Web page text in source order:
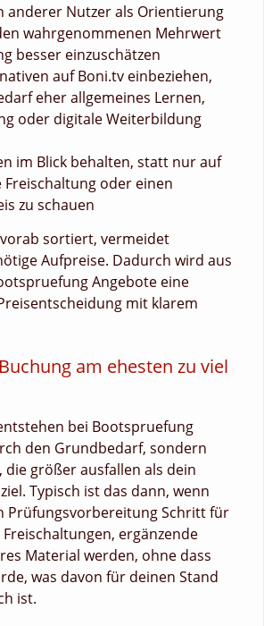
anderer Nutzer als Orientierung
wahrgenommenen Mehrwert
besser einzuschätzen
auf Boni.tv einbeziehen,
eher allgemeines Lernen,
oder digitale Weiterbildung
im Blick behalten, statt nur auf
Freischaltung oder einen
zu schauen
sortiert, vermeidet
Aufpreise. Dadurch wird aus
Angebote eine
mit klarem
am ehesten zu viel
bei Bootspruefung
den Grundbedarf, sondern
die größer ausfallen als dein
Typisch ist das dann, wenn
Prüfungsvorbereitung Schritt für
ergänzende
Material werden, ohne dass
was davon für deinen Stand
ist.